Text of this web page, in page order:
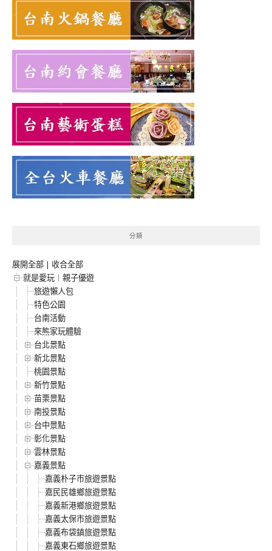
分類
展開全部 | 收合全部
就是愛玩︱親子優遊
旅遊懶人包
特色公園
台南活動
來熊家玩體驗
台北景點
新北景點
桃園景點
新竹景點
苗栗景點
南投景點
台中景點
彰化景點
雲林景點
嘉義景點
嘉義朴子市旅遊景點
嘉民民雄鄉旅遊景點
嘉義新港鄉旅遊景點
嘉義太保市旅遊景點
嘉義布袋鎮旅遊景點
嘉義東石鄉旅遊景點